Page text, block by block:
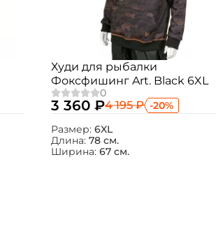
Худи для рыбалки
Фоксфишинг Art. Black 6XL
3 360 ₽4 195 ₽ -20%
Размер: 6XL
Длина: 78 см.
Ширина: 67 см.